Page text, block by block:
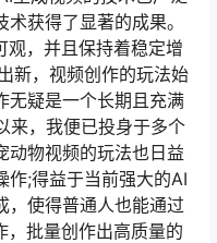
获得了显著的成果。
观，并且保持着稳定增
新，视频创作的玩法始
无疑是一个长期且充满
来，我便已投身于多个
动物视频的玩法也日益
作;得益于当前强大的AI
，使得普通人也能通过
，批量创作出高质量的